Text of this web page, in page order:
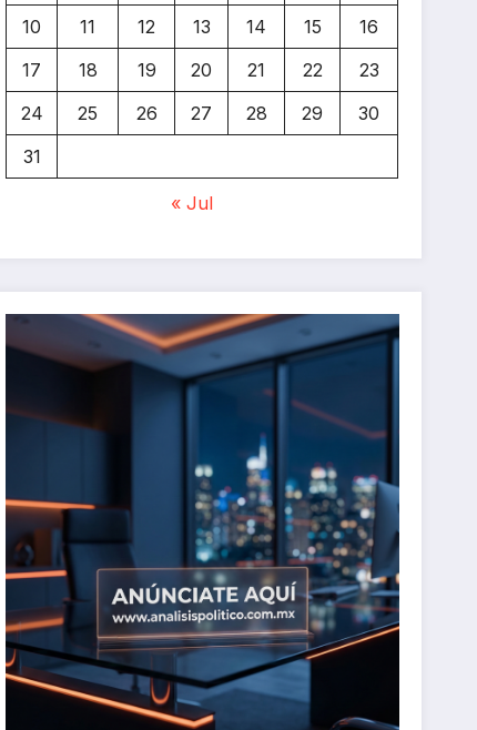
10
11 12 13 14 15
16
17
18 19 20 21 22
23
24
25 26 27 28 29
30
31
« Jul